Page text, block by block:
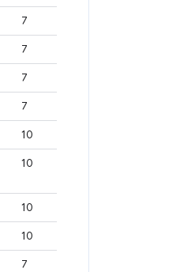
7
7
7
7
10
10
10
10
7